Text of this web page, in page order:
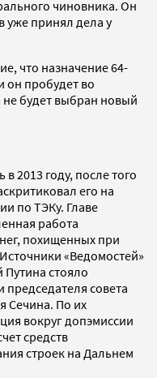
чиновника. Он
принял дела у
что назначение 64-
он пробудет во
не будет выбран новый
2013 году, после того
его на
по ТЭКу. Главе
работа
похищенных при
«Ведомостей»
Путина стояло
совета
Сечина. По их
вокруг допэмиссии
средств
строек на Дальнем